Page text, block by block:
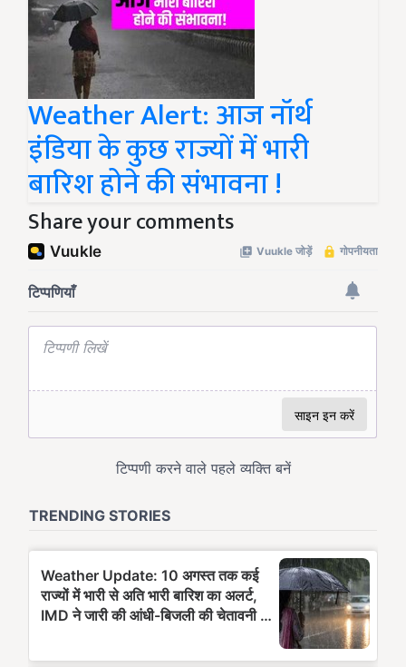
Weather Alert: आज नॉर्थ
इंडिया के कुछ राज्यों में भारी
बारिश होने की संभावना !
Share your comments